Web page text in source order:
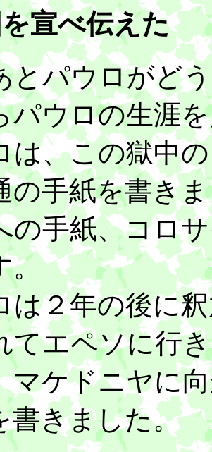
宣べ伝えた
パウロがどう
パウロの生涯
、この獄中の
の手紙を書き
の手紙、コロ
。
２年の後に釈
てエペソに行
マケドニヤに
書きました。